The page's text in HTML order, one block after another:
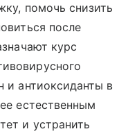
помочь снизить
после
курс
и антиоксиданты в
естественным
и устранить